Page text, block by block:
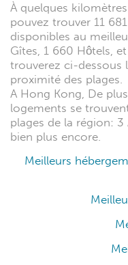
À quelques
pouvez trouver 11
disponibles au
Gîtes, 1 660 Hôtels,
trouverez ci-dessous
proximité des plages.
A Hong Kong, De
logements se
plages de la région:
bien plus encore.
Meilleurs